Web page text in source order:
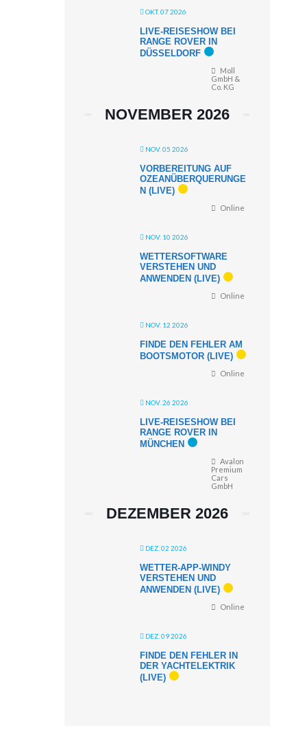
OKT. 07 2026
LIVE-REISESHOW BEI
RANGE ROVER IN
DÜSSELDORF
Moll
GmbH &
Co. KG
NOVEMBER 2026
NOV. 05 2026
VORBEREITUNG AUF
OZEANÜBERQUERUNGE
N (LIVE)
Online
NOV. 10 2026
WETTERSOFTWARE
VERSTEHEN UND
ANWENDEN (LIVE)
Online
NOV. 12 2026
FINDE DEN FEHLER AM
BOOTSMOTOR (LIVE)
Online
NOV. 26 2026
LIVE-REISESHOW BEI
RANGE ROVER IN
MÜNCHEN
Avalon
Premium
Cars
GmbH
DEZEMBER 2026
DEZ. 02 2026
WETTER-APP-WINDY
VERSTEHEN UND
ANWENDEN (LIVE)
Online
DEZ. 09 2026
FINDE DEN FEHLER IN
DER YACHTELEKTRIK
(LIVE)